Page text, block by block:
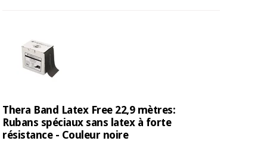
Thera Band Latex Free 22,9 mètres:
Rubans spéciaux sans latex à forte
résistance - Couleur noire